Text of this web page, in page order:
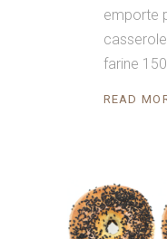
emporte
farine
READ